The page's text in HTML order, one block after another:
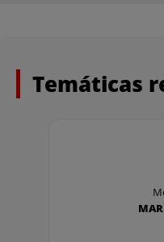
DIRECCIÓN DE
Temáticas